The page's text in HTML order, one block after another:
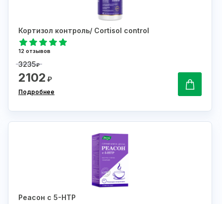
Кортизол контроль/ Cortisol control
12 отзывов
3235₽
2102 ₽
Подробнее
Реасон с 5-НТР